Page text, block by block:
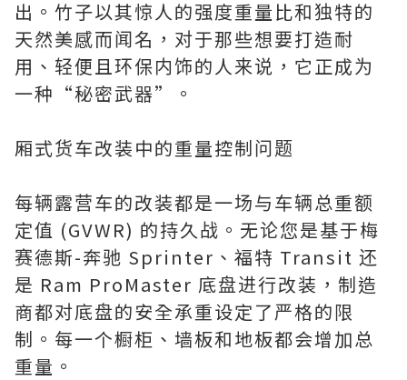
出。竹子以其惊人的强度重量比和独特的
天然美感而闻名，对于那些想要打造耐
用、轻便且环保内饰的人来说，它正成为
一种“秘密武器”。
厢式货车改装中的重量控制问题
每辆露营车的改装都是一场与车辆总重额
定值 (GVWR) 的持久战。无论您是基于梅
赛德斯-奔驰 Sprinter、福特 Transit 还
是 Ram ProMaster 底盘进行改装，制造
商都对底盘的安全承重设定了严格的限
制。每一个橱柜、墙板和地板都会增加总
重量。